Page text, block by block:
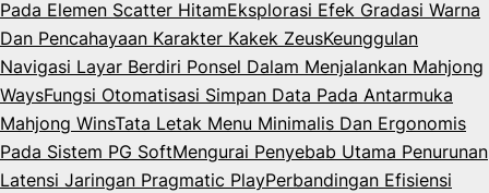
Pada Elemen Scatter HitamEksplorasi Efek Gradasi Warna
Dan Pencahayaan Karakter Kakek ZeusKeunggulan
Navigasi Layar Berdiri Ponsel Dalam Menjalankan Mahjong
WaysFungsi Otomatisasi Simpan Data Pada Antarmuka
Mahjong WinsTata Letak Menu Minimalis Dan Ergonomis
Pada Sistem PG SoftMengurai Penyebab Utama Penurunan
Latensi Jaringan Pragmatic PlayPerbandingan Efisiensi